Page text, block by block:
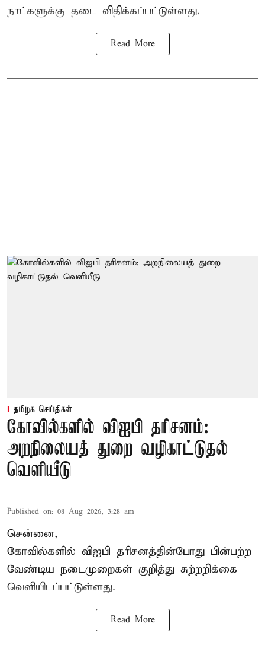
நாட்களுக்கு தடை விதிக்கப்பட்டுள்ளது.
Read More
தமிழக செய்திகள்
கோவில்களில் விஐபி தரிசனம்:
அறநிலையத் துறை வழிகாட்டுதல்
வெளியீடு
Published on: 08 Aug 2026, 3:28 am
சென்னை,
கோவில்களில் விஐபி தரிசனத்தின்போது பின்பற்ற
வேண்டிய நடைமுறைகள் குறித்து சுற்றறிக்கை
வெளியிடப்பட்டுள்ளது.
Read More